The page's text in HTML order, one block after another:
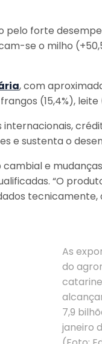
forte
se o milho
, com
(15,4%), leite
e sustenta o
e
“O
As
do
7,9
janeiro